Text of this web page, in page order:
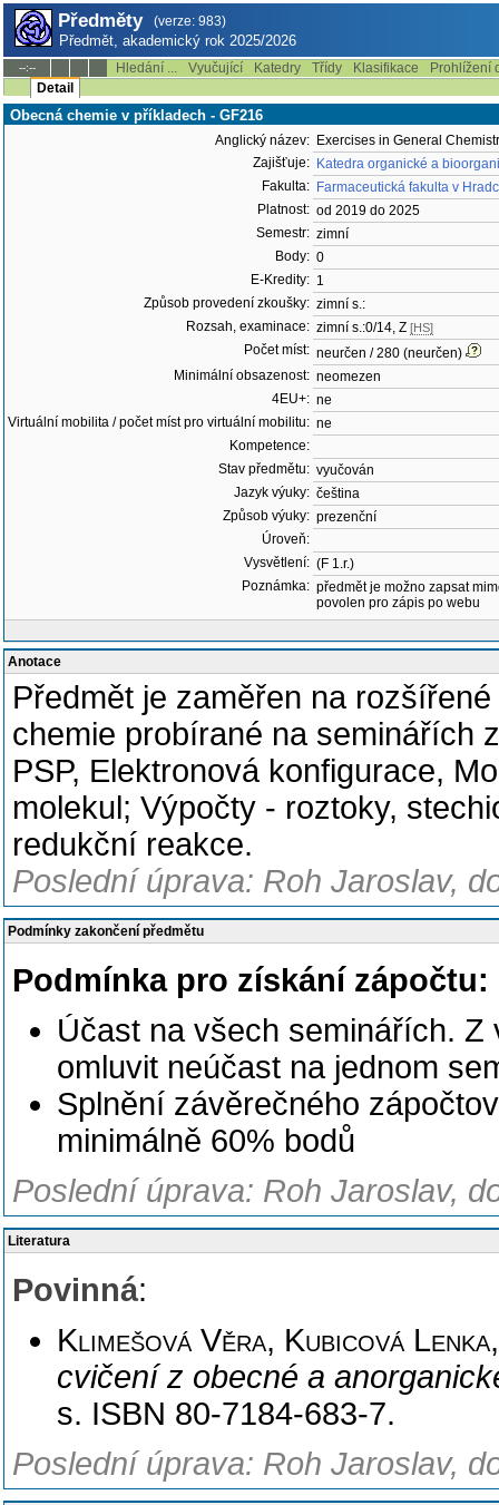
Předměty (verze: 983)
Předmět, akademický rok 2025/2026
--:-- Hledání ... Vyučující Katedry Třídy Klasifikace
Prohlížení
Detail
Obecná chemie v příkladech - GF216
Anglický název: Exercises in General
Zajišťuje: Katedra organické a
Fakulta: Farmaceutická fakulta v
Platnost: od 2019 do 2025
Semestr: zimní
Body: 0
E-Kredity: 1
Způsob provedení zkoušky: zimní s.:
Rozsah, examinace: zimní s.:0/14, Z [HS]
Počet míst: neurčen / 280 (neurčen)
Minimální obsazenost: neomezen
4EU+: ne
Virtuální mobilita / počet míst pro virtuální mobilitu: ne
Kompetence:
Stav předmětu: vyučován
Jazyk výuky: čeština
Způsob výuky: prezenční
Úroveň:
Vysvětlení: (F 1.r.)
Poznámka: předmět je možno zapsat
povolen pro zápis po webu
Anotace
Předmět je zaměřen na
chemie probírané na seminářích
PSP, Elektronová konfigurace,
molekul; Výpočty - roztoky,
redukční reakce.
Poslední úprava: Roh Jaroslav,
Podmínky zakončení předmětu
Podmínka pro získání zápočtu:
Účast na všech seminářích.
omluvit neúčast na jednom
Splnění závěrečného
minimálně 60% bodů
Poslední úprava: Roh Jaroslav,
Literatura
Povinná:
Klimešová Věra, Kubicová
cvičení z obecné a
s. ISBN 80-7184-683-7.
Poslední úprava: Roh Jaroslav,